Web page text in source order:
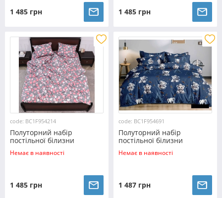
1 485 грн 1 485 грн
code: BC1F954214
Полуторний набір
постільної білизни
150*220 з Фланелі
№954214 Черешенка™
Немає в наявності
1 485 грн
code: BC1F954691
Полуторний набір
постільної білизни
150*220 з Фланелі
№954691 Черешенька™
Немає в наявності
1 487 грн